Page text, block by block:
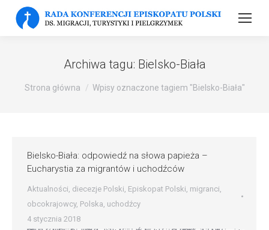
Archiwa tagu: Bielsko-Biała
Strona główna Wpisy oznaczone tagiem "Bielsko-Biała"
Bielsko-Biała: odpowiedź na słowa papieża –
Eucharystia za migrantów i uchodźców
Aktualności, diecezje Polski, Episkopat Polski, migranci,
obcokrajowcy, Polska, uchodźcy
4 stycznia 2018